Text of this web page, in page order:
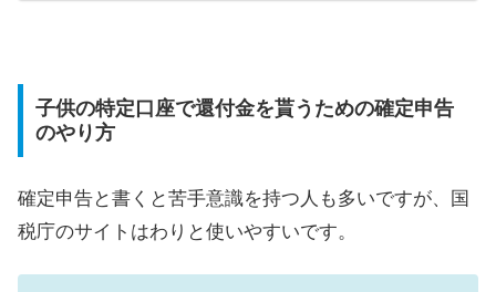
子供の特定口座で還付金を貰うための確定申告
のやり方
確定申告と書くと苦手意識を持つ人も多いですが、国
税庁のサイトはわりと使いやすいです。